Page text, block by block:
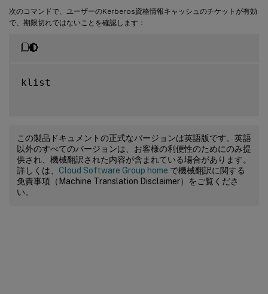
次のコマンドで、ユーザーのKerberos資格情報キャッシュのチケットが有効
で、期限切れではないことを確認します：
klist
この製品ドキュメントの正式なバージョンは英語版です。英語
以外のすべてのバージョンは、お客様の利便性のためにのみ提
供され、機械翻訳された内容が含まれている場合があります。
詳しくは、 Cloud Software Group home で機械翻訳に関する
免責事項（Machine Translation Disclaimer）をご覧くださ
い。